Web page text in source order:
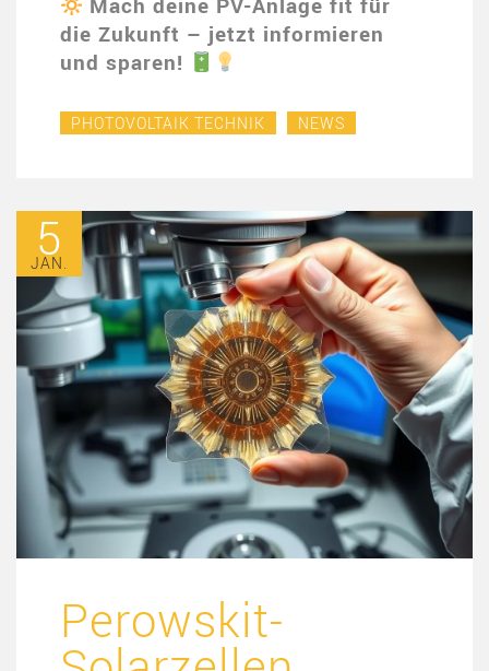
die Zukunft – jetzt informieren
und sparen!
PHOTOVOLTAIK TECHNIK NEWS
5
JAN.
Perowskit-